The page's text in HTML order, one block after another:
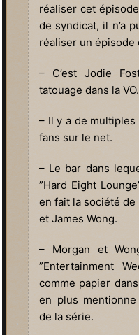
réaliser cet
de syndicat, il n’a
réaliser un épisode
– C’est Jodie
tatouage dans la VO.
– Il y a de
fans sur le net.
– Le bar dans
”Hard Eight
en fait la société
et James Wong.
– Morgan et
”Entertainment
comme papier
en plus
de la série.